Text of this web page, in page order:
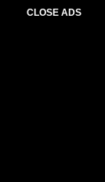
CLOSE ADS